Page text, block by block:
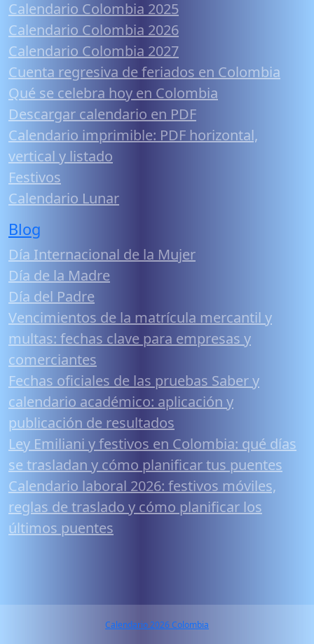
Calendario Colombia 2025
Calendario Colombia 2026
Calendario Colombia 2027
Cuenta regresiva de feriados en Colombia
Qué se celebra hoy en Colombia
Descargar calendario en PDF
Calendario imprimible: PDF horizontal,
vertical y listado
Festivos
Calendario Lunar
Blog
Día Internacional de la Mujer
Día de la Madre
Día del Padre
Vencimientos de la matrícula mercantil y
multas: fechas clave para empresas y
comerciantes
Fechas oficiales de las pruebas Saber y
calendario académico: aplicación y
publicación de resultados
Ley Emiliani y festivos en Colombia: qué días
se trasladan y cómo planificar tus puentes
Calendario laboral 2026: festivos móviles,
reglas de traslado y cómo planificar los
últimos puentes
Calendario 2026 Colombia